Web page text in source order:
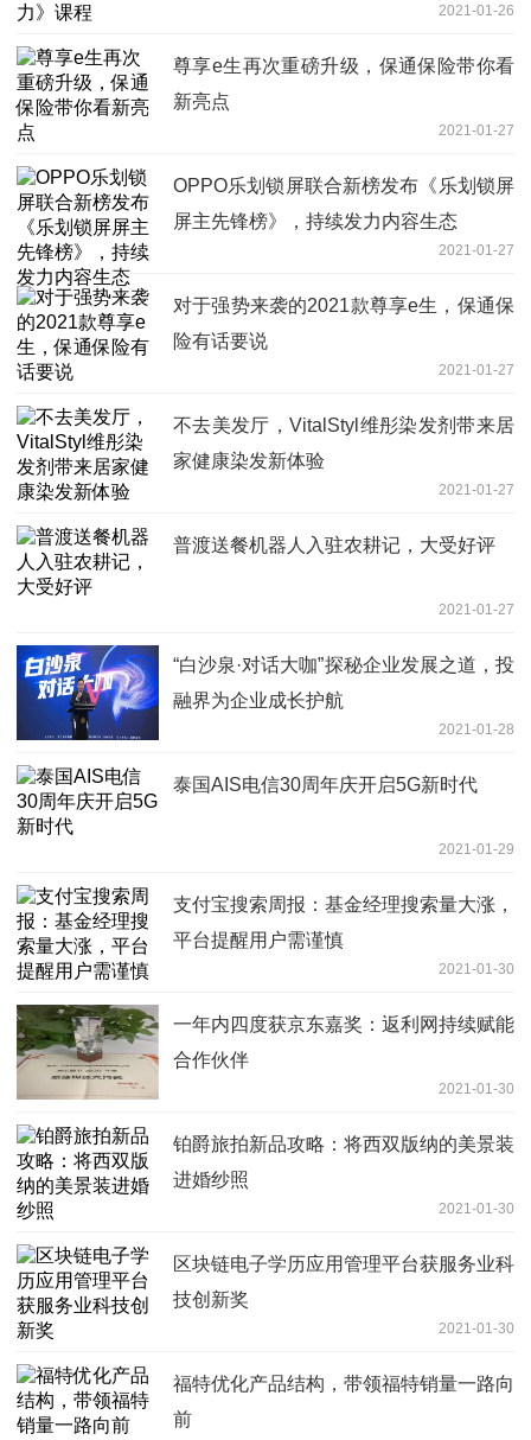
2021-01-26
尊享e生再次重磅升级，保通保险带你看
新亮点
2021-01-27
OPPO乐划锁屏联合新榜发布《乐划锁屏
屏主先锋榜》，持续发力内容生态
2021-01-27
对于强势来袭的2021款尊享e生，保通保
险有话要说
2021-01-27
不去美发厅，VitalStyl维彤染发剂带来居
家健康染发新体验
2021-01-27
普渡送餐机器人入驻农耕记，大受好评
2021-01-27
“白沙泉·对话大咖”探秘企业发展之道，投
融界为企业成长护航
2021-01-28
泰国AIS电信30周年庆开启5G新时代
2021-01-29
支付宝搜索周报：基金经理搜索量大涨，
平台提醒用户需谨慎
2021-01-30
一年内四度获京东嘉奖：返利网持续赋能
合作伙伴
2021-01-30
铂爵旅拍新品攻略：将西双版纳的美景装
进婚纱照
2021-01-30
区块链电子学历应用管理平台获服务业科
技创新奖
2021-01-30
福特优化产品结构，带领福特销量一路向
前